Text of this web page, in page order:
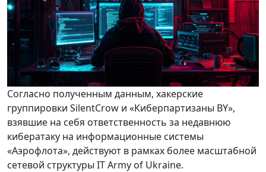
Согласно полученным данным, хакерские
группировки SilentCrow и «Киберпартизаны BY»,
взявшие на себя ответственность за недавнюю
кибератаку на информационные системы
«Аэрофлота», действуют в рамках более масштабной
сетевой структуры IT Army of Ukraine.